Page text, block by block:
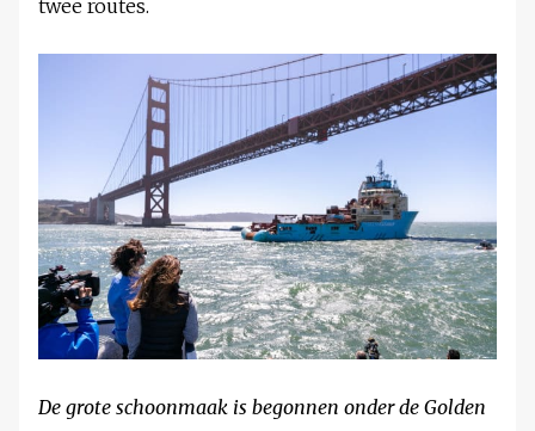
twee routes.
De grote schoonmaak is begonnen onder de Golden